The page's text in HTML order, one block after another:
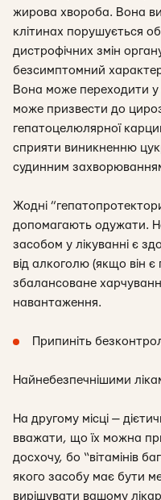
жирова хвороба. Вона
клітинах порушується
дистрофічних змін
безсимптомний
Вона може переходити
може призвести до
гепатоцелюлярної
сприяти виникненню
судинним
Жодні
допомагають одужати.
засобом у лікуванні є
від алкоголю (якщо він
збалансоване
навантаження.
Припиніть
Найнебезпечнішими
На другому місці —
вважати, що їх можна
досхочу, бо “вітамінів
якого засобу має бути
вирішувати вашому